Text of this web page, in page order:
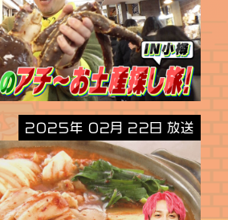
2025年 02月 22日 放送